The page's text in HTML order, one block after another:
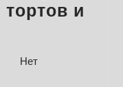
и
Нет